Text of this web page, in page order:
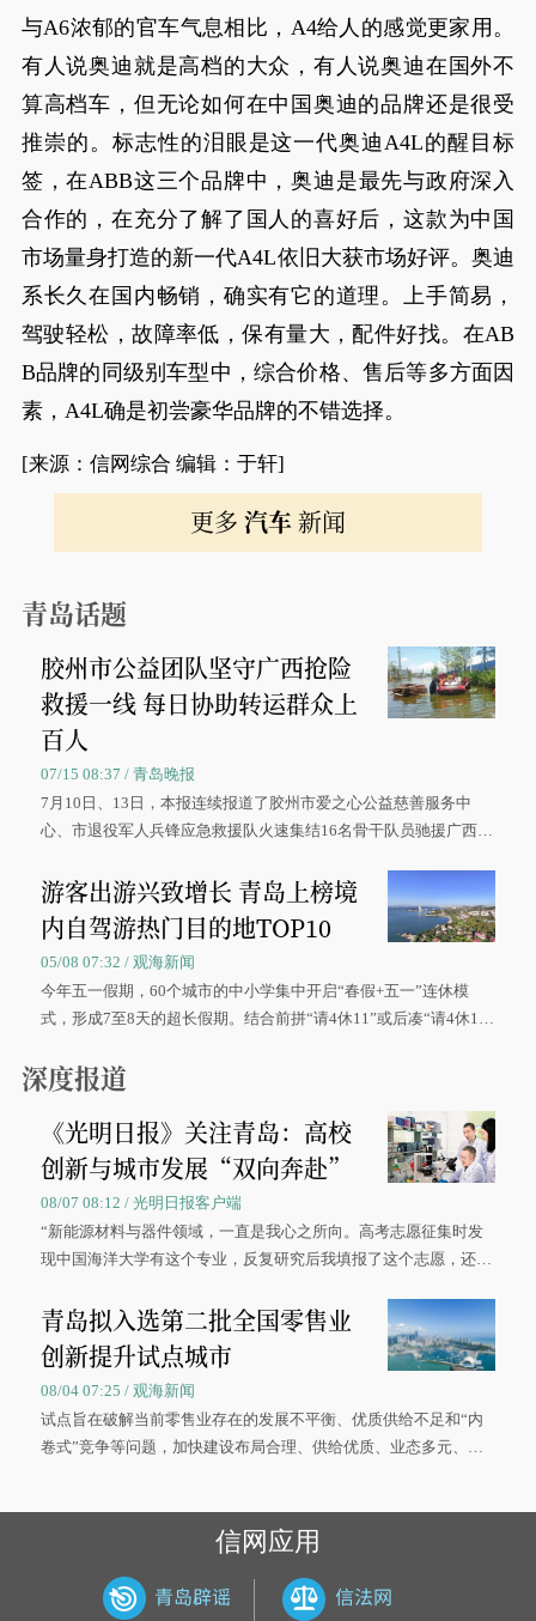
与A6浓郁的官车气息相比，A4给人的感觉更家用。
有人说奥迪就是高档的大众，有人说奥迪在国外不
算高档车，但无论如何在中国奥迪的品牌还是很受
推崇的。标志性的泪眼是这一代奥迪A4L的醒目标
签，在ABB这三个品牌中，奥迪是最先与政府深入
合作的，在充分了解了国人的喜好后，这款为中国
市场量身打造的新一代A4L依旧大获市场好评。奥迪
系长久在国内畅销，确实有它的道理。上手简易，
驾驶轻松，故障率低，保有量大，配件好找。在AB
B品牌的同级别车型中，综合价格、售后等多方面因
素，A4L确是初尝豪华品牌的不错选择。
[来源：信网综合 编辑：于轩]
更多 汽车新闻
青岛话题
胶州市公益团队坚守广西抢险
救援一线 每日协助转运群众上
百人
07/15 08:37 / 青岛晚报
7月10日、13日，本报连续报道了胶州市爱之心公益慈善服务中
心、市退役军人兵锋应急救援队火速集结16名骨干队员驰援广西灾
游客出游兴致增长 青岛上榜境
内自驾游热门目的地TOP10
05/08 07:32 / 观海新闻
今年五一假期，60个城市的中小学集中开启“春假+五一”连休模
式，形成7至8天的超长假期。结合前拼“请4休11”或后凑“请4休1
深度报道
《光明日报》关注青岛：高校
创新与城市发展“双向奔赴”
08/07 08:12 / 光明日报客户端
“新能源材料与器件领域，一直是我心之所向。高考志愿征集时发
现中国海洋大学有这个专业，反复研究后我填报了这个志愿，还真
大学材料科学与工程学院材料类专业的录取通知书。
青岛拟入选第二批全国零售业
创新提升试点城市
08/04 07:25 / 观海新闻
试点旨在破解当前零售业存在的发展不平衡、优质供给不足和“内
卷式”竞争等问题，加快建设布局合理、供给优质、业态多元、智
信网应用